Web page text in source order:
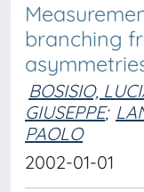
branching
BOSISIO,
GIUSEPPE;
PAOLO
2002-01-01